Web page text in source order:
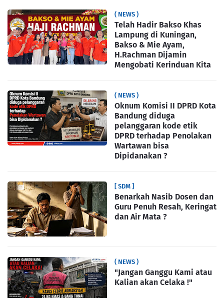
( NEWS )
Telah Hadir Bakso Khas
Lampung di Kuningan,
Bakso & Mie Ayam,
H.Rachman Dijamin
Mengobati Kerinduan Kita
( NEWS )
Oknum Komisi II DPRD Kota
Bandung diduga
pelanggaran kode etik
DPRD terhadap Penolakan
Wartawan bisa
Dipidanakan ?
[ SDM ]
Benarkah Nasib Dosen dan
Guru Penuh Resah, Keringat
dan Air Mata ?
( NEWS )
"Jangan Ganggu Kami atau
Kalian akan Celaka !"